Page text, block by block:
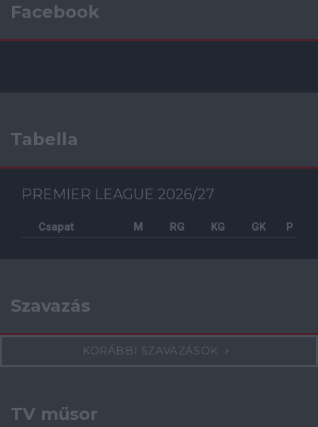
Facebook
Tabella
PREMIER LEAGUE 2026/27
Csapat M RG KG GK P
Szavazás
KORÁBBI SZAVAZÁSOK
TV műsor